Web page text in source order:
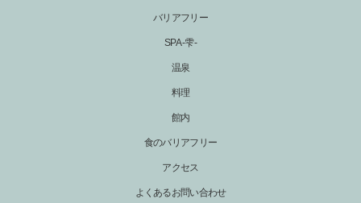
バリアフリー
SPA -雫-
温泉
料理
館内
食のバリアフリー
アクセス
よくあるお問い合わせ